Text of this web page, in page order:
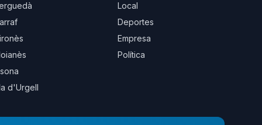
d'Urgell
Local
Deportes
Empresa
Política